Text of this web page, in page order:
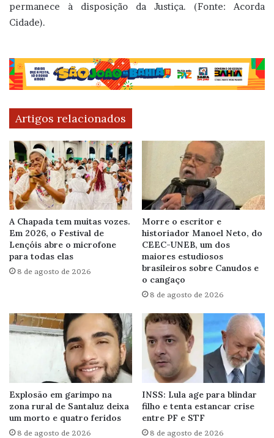
permanece à disposição da Justiça. (Fonte: Acorda
Cidade).
Artigos relacionados
A Chapada tem muitas vozes.
Em 2026, o Festival de
Lençóis abre o microfone
para todas elas
8 de agosto de 2026
Morre o escritor e
historiador Manoel Neto, do
CEEC-UNEB, um dos
maiores estudiosos
brasileiros sobre Canudos e
o cangaço
8 de agosto de 2026
Explosão em garimpo na
zona rural de Santaluz deixa
um morto e quatro feridos
8 de agosto de 2026
INSS: Lula age para blindar
filho e tenta estancar crise
entre PF e STF
8 de agosto de 2026